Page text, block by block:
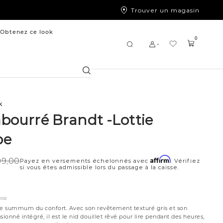
Trouver un magasin
Obtenez ce look
Chercher
0
Brandt -Lottie
Payez en versements échelonnés avec Affirm. Vérifiez
si vous êtes admissible lors du passage à la caisse.
summum du confort. Avec son revêtement texturé gris et son
intégré, il est le nid douillet rêvé pour lire pendant des heures,